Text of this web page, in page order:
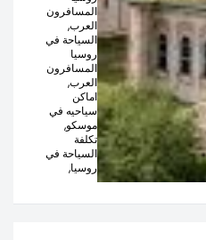
المسافرون
العرب,
السياحة في
روسيا
المسافرون
العرب,
اماكن
سياحيه في
موسكو,
تكلفة
السياحة في
روسيا,